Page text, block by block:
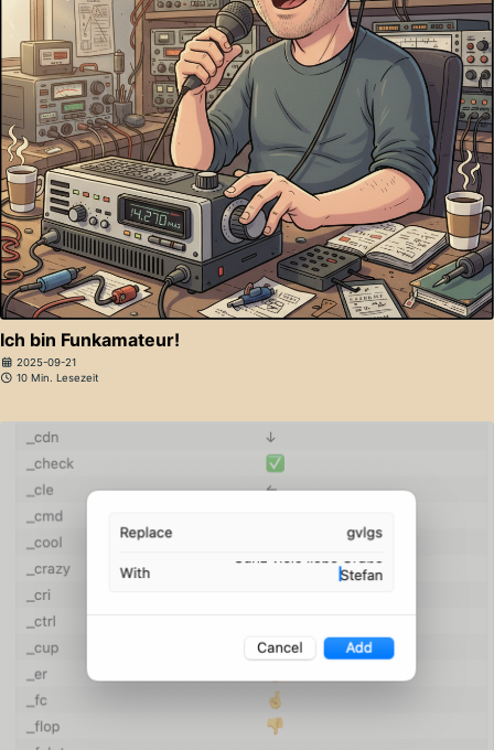
Ich bin Funkamateur!
2025-09-21
10 Min. Lesezeit